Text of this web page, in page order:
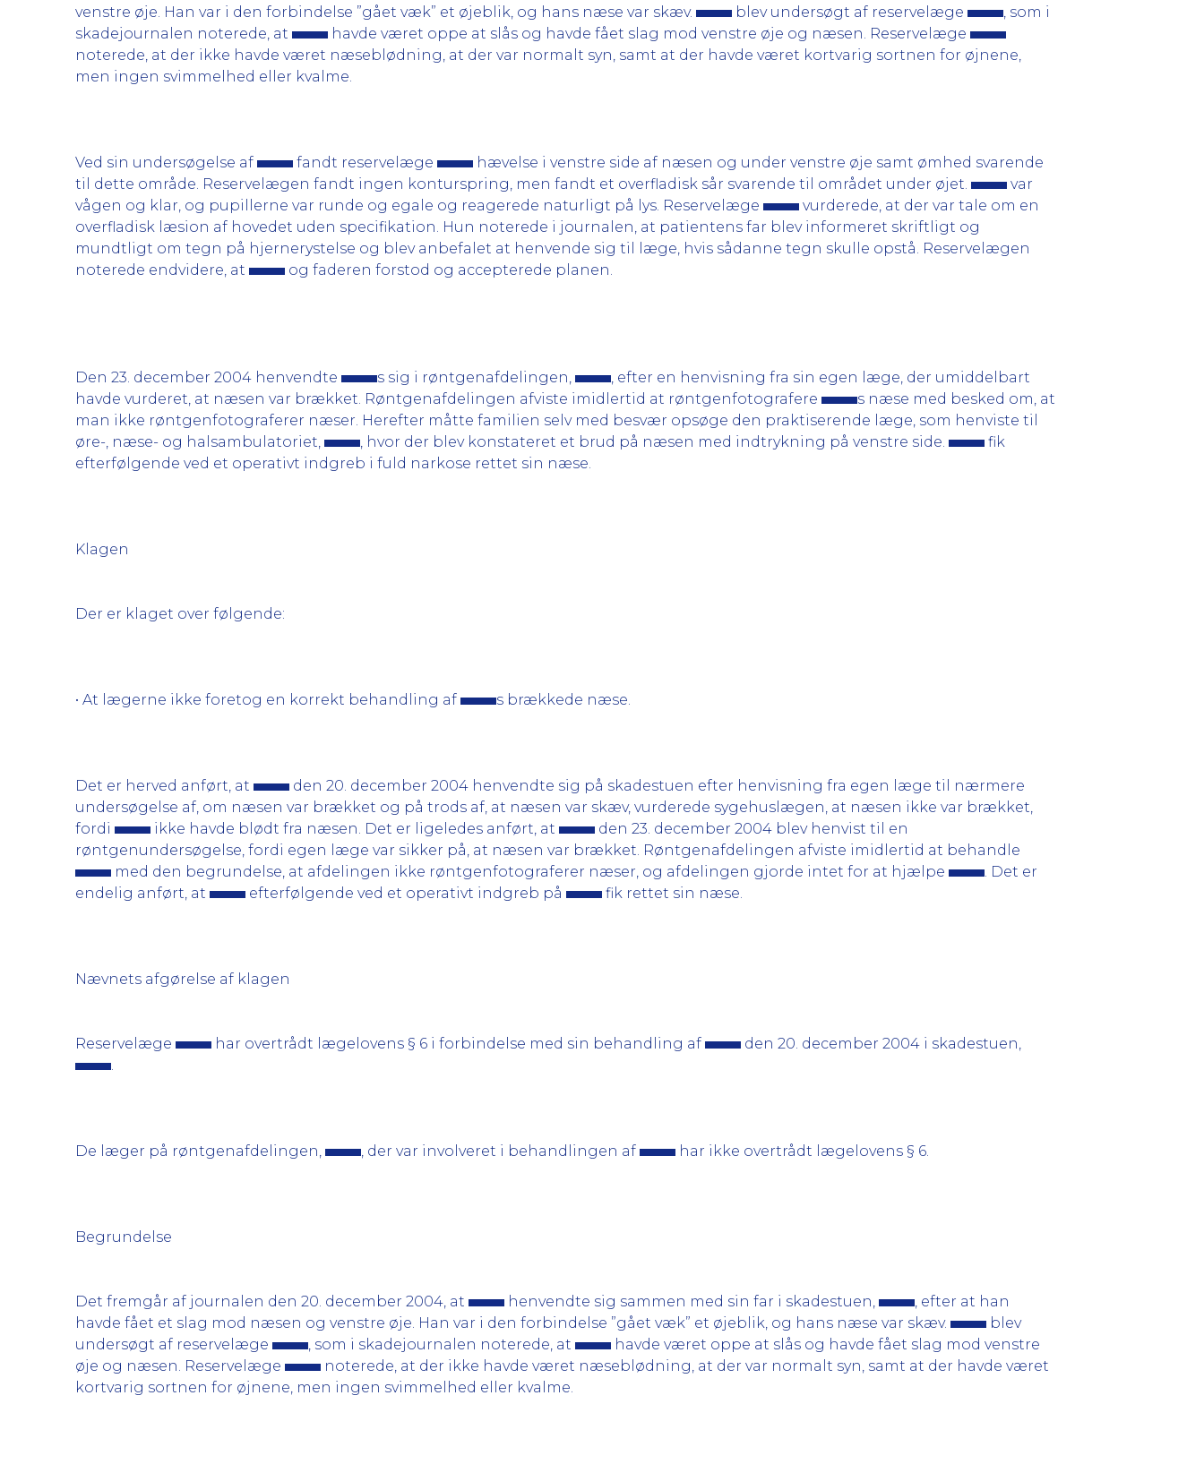
venstre øje. Han var i den forbindelse ”gået væk” et øjeblik, og hans næse var skæv.
blev undersøgt af reservelæge
, som i
skadejournalen noterede, at
havde været oppe at slås og havde fået slag mod venstre øje og næsen. Reservelæge
noterede, at der ikke havde været næseblødning, at der var normalt syn, samt at der havde været kortvarig sortnen for øjnene,
men ingen svimmelhed eller kvalme.
Ved sin undersøgelse af fandt reservelæge
hævelse i venstre side af næsen og under venstre øje samt ømhed svarende
til dette område. Reservelægen fandt ingen konturspring, men fandt et overfladisk sår svarende til området under øjet.
var
vågen og klar, og pupillerne var runde og egale og reagerede naturligt på lys. Reservelæge
vurderede, at der var tale om en
overfladisk læsion af hovedet uden specifikation. Hun noterede i journalen, at patientens far blev informeret skriftligt og
mundtligt om tegn på hjernerystelse og blev anbefalet at henvende sig til læge, hvis sådanne tegn skulle opstå. Reservelægen
noterede endvidere, at
og faderen forstod og accepterede planen.
Den 23. december 2004 henvendte s sig i røntgenafdelingen,
, efter en henvisning fra sin egen læge, der umiddelbart
havde vurderet, at næsen var brækket. Røntgenafdelingen afviste imidlertid at røntgenfotografere
s næse med besked om, at
man ikke røntgenfotograferer næser. Herefter måtte familien selv med besvær opsøge den praktiserende læge, som henviste til
øre-, næse- og halsambulatoriet,
, hvor der blev konstateret et brud på næsen med indtrykning på venstre side.
fik
efterfølgende ved et operativt indgreb i fuld narkose rettet sin næse.
Klagen
Der er klaget over følgende:
• At lægerne ikke foretog en korrekt behandling af s brækkede næse.
Det er herved anført, at
den 20. december 2004 henvendte sig på skadestuen efter henvisning fra egen læge til nærmere
undersøgelse af, om næsen var brækket og på trods af, at næsen var skæv, vurderede sygehuslægen, at næsen ikke var brækket,
fordi
ikke havde blødt fra næsen. Det er ligeledes anført, at
den 23. december 2004 blev henvist til en
røntgenundersøgelse, fordi egen læge var sikker på, at næsen var brækket. Røntgenafdelingen afviste imidlertid at behandle
med den begrundelse, at afdelingen ikke røntgenfotograferer næser, og afdelingen gjorde intet for at hjælpe
. Det er
endelig anført, at
efterfølgende ved et operativt indgreb på fik rettet sin næse.
Nævnets afgørelse af klagen
Reservelæge har overtrådt lægelovens § 6 i forbindelse med sin behandling af
den 20. december 2004 i skadestuen,
.
De læger på røntgenafdelingen, , der var involveret i behandlingen af har ikke overtrådt lægelovens § 6.
Begrundelse
Det fremgår af journalen den 20. december 2004, at henvendte sig sammen med sin far i skadestuen,
, efter at han
havde fået et slag mod næsen og venstre øje. Han var i den forbindelse ”gået væk” et øjeblik, og hans næse var skæv.
blev
undersøgt af reservelæge
, som i skadejournalen noterede, at
havde været oppe at slås og havde fået slag mod venstre
øje og næsen. Reservelæge
noterede, at der ikke havde været næseblødning, at der var normalt syn, samt at der havde været
kortvarig sortnen for øjnene, men ingen svimmelhed eller kvalme.